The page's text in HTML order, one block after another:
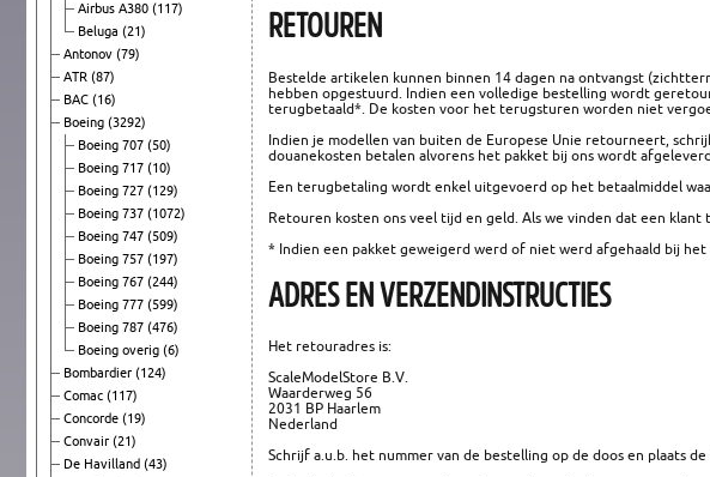
Airbus A380 (117)
Beluga (21)
Antonov (79)
ATR (87)
BAC (16)
Boeing (3292)
Boeing 707 (50)
Boeing 717 (10)
Boeing 727 (129)
Boeing 737 (1072)
Boeing 747 (509)
Boeing 757 (197)
Boeing 767 (244)
Boeing 777 (599)
Boeing 787 (476)
Boeing overig (6)
Bombardier (124)
Comac (117)
Concorde (19)
Convair (21)
De Havilland (43)
RETOUREN
Bestelde artikelen kunnen binnen 14 dagen na ontvangst
hebben opgestuurd. Indien een volledige bestelling wordt
terugbetaald*. De kosten voor het terugsturen worden niet
Indien je modellen van buiten de Europese Unie retourneert,
douanekosten betalen alvorens het pakket bij ons wordt
Een terugbetaling wordt enkel uitgevoerd op het betaalmiddel
Retouren kosten ons veel tijd en geld. Als we vinden dat een
* Indien een pakket geweigerd werd of niet werd afgehaald bij
ADRES EN VERZENDINSTRUCTIES
Het retouradres is:
ScaleModelStore B.V.
Waarderweg 56
2031 BP Haarlem
Nederland
Schrijf a.u.b. het nummer van de bestelling op de doos en plaats